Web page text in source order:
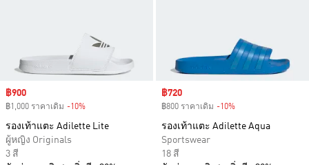
Sale price
฿900
฿1,000 ราคาเดิม -10%
รองเท้าแตะ Adilette Lite
ผู้หญิง Originals
3 สี
Sale price
฿720
฿800 ราคาเดิม -10%
รองเท้าแตะ Adilette Aqua
Sportswear
18 สี